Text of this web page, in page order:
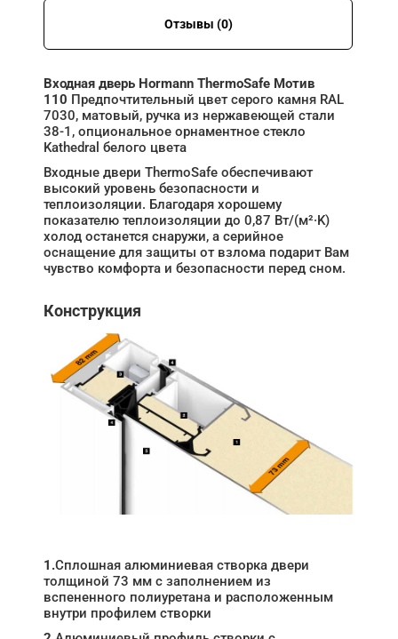
Отзывы (0)
Входная дверь Hormann ThermoSafe Мотив
110 Предпочтительный цвет серого камня RAL
7030, матовый, ручка из нержавеющей стали
38-1, опциональное орнаментное стекло
Kathedral белого цвета
Входные двери ThermoSafe обеспечивают
высокий уровень безопасности и
теплоизоляции. Благодаря хорошему
показателю теплоизоляции до 0,87 Вт/(м²·K)
холод останется снаружи, а серийное
оснащение для защиты от взлома подарит Вам
чувство комфорта и безопасности перед сном.
Конструкция
1.Сплошная алюминиевая створка двери
толщиной 73 мм с заполнением из
вспененного полиуретана и расположенным
внутри профилем створки